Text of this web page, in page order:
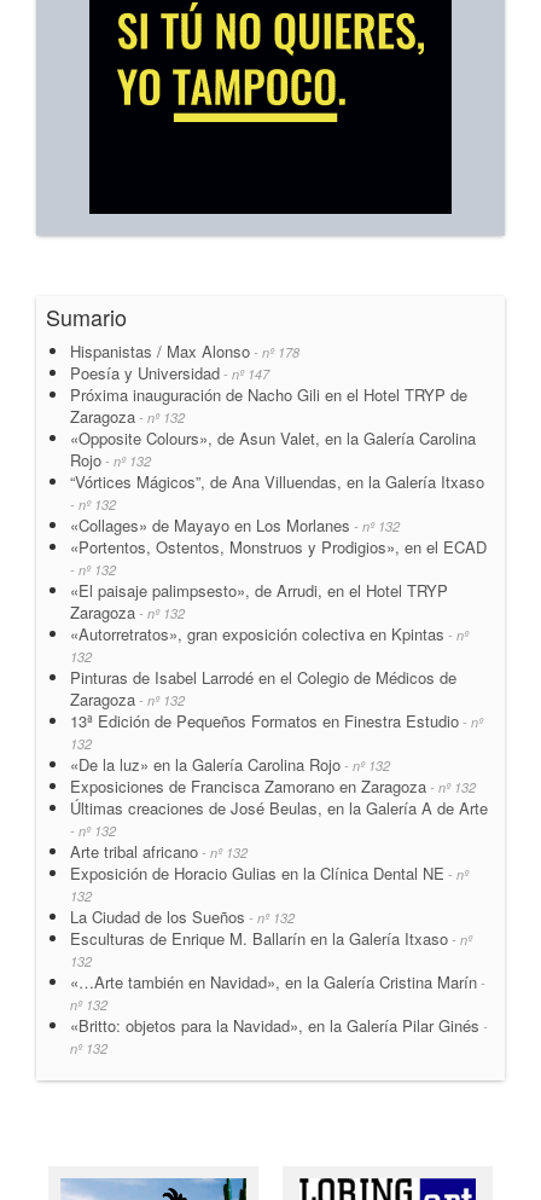
Sumario
Hispanistas / Max Alonso - nº 178
Poesía y Universidad - nº 147
Próxima inauguración de Nacho Gili en el Hotel TRYP de
Zaragoza - nº 132
«Opposite Colours», de Asun Valet, en la Galería Carolina
Rojo - nº 132
“Vórtices Mágicos”, de Ana Villuendas, en la Galería Itxaso
- nº 132
«Collages» de Mayayo en Los Morlanes - nº 132
«Portentos, Ostentos, Monstruos y Prodigios», en el ECAD
- nº 132
«El paisaje palimpsesto», de Arrudi, en el Hotel TRYP
Zaragoza - nº 132
«Autorretratos», gran exposición colectiva en Kpintas - nº
132
Pinturas de Isabel Larrodé en el Colegio de Médicos de
Zaragoza - nº 132
13ª Edición de Pequeños Formatos en Finestra Estudio - nº
132
«De la luz» en la Galería Carolina Rojo - nº 132
Exposiciones de Francisca Zamorano en Zaragoza - nº 132
Últimas creaciones de José Beulas, en la Galería A de Arte
- nº 132
Arte tribal africano - nº 132
Exposición de Horacio Gulias en la Clínica Dental NE - nº
132
La Ciudad de los Sueños - nº 132
Esculturas de Enrique M. Ballarín en la Galería Itxaso - nº
132
«…Arte también en Navidad», en la Galería Cristina Marín -
nº 132
«Britto: objetos para la Navidad», en la Galería Pilar Ginés -
nº 132